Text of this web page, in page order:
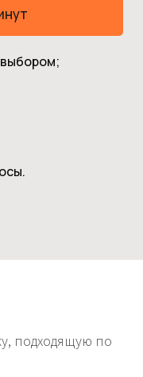
подходящую по